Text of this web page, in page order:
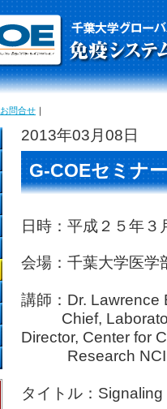
お問合せ ｜
2013年03月08日
G-COEセミナ
日時：平成２５年
会場：千葉大学医
講師：Dr. Lawrence
Chief, Laboratory
Director, Center for
Research NCI,
タイトル：